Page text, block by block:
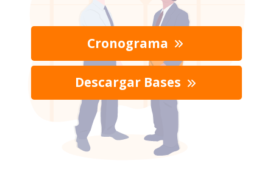
Cronograma
Descargar Bases